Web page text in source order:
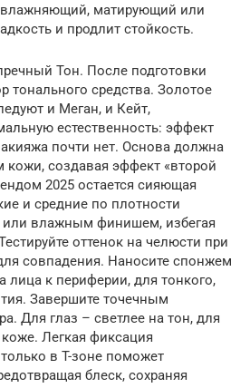
матирующий или
и продлит стойкость.
Тон. После подготовки
тонального средства. Золотое
и Меган, и Кейт,
естественность: эффект
почти нет. Основа должна
кожи, создавая эффект «второй
2025 остается сияющая
и средние по плотности
или влажным финишем, избегая
оттенок на челюсти при
совпадения. Наносите спонжем
лица к периферии, для тонкого,
Завершите точечным
Для глаз – светлее на тон, для
Легкая фиксация
в T-зоне поможет
блеск, сохраняя